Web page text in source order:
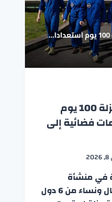
انتهاء دراسة عزلة 100 يوم
فضائية إلى
في منشأة
ألمانية أنهى 6 رجال ونساء من 6 دول